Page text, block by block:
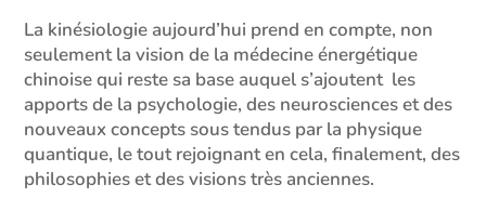
La kinésiologie aujourd’hui prend en compte, non
seulement la vision de la médecine énergétique
chinoise qui reste sa base auquel s’ajoutent les
apports de la psychologie, des neurosciences et des
nouveaux concepts sous tendus par la physique
quantique, le tout rejoignant en cela, finalement, des
philosophies et des visions très anciennes.